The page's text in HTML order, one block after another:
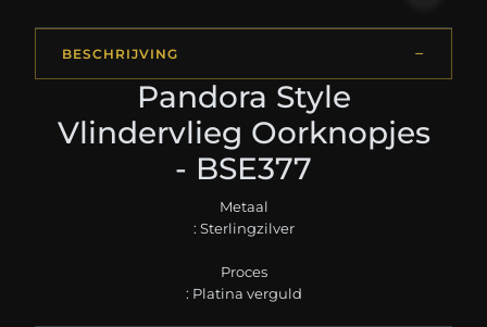
BESCHRIJVING
Pandora Style
Vlindervlieg Oorknopjes
- BSE377
Metaal
: Sterlingzilver
Proces
: Platina verguld